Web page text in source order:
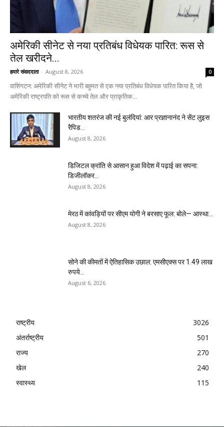
अमेरिकी सीनेट से नया प्रतिबंध विधेयक पारित: रूस से
तेल खरीदने...
हमारे संवाददाता - August 8, 2026 0
वाशिंगटन: अमेरिकी सीनेट ने भारी बहुमत से एक नया प्रतिबंध विधेयक पारित किया है, जो
अमेरिकी राष्ट्रपति को रूस से कच्चे तेल और प्राकृतिक...
भारतीय शतरंज की नई बुलंदियां: आर प्रज्ञानानंद ने सेंट लुइस
रैपिड...
August 8, 2026
डिजिटल क्रांति से आसान हुआ विदेश में पढ़ाई का सपना:
डिजीलॉकर...
August 8, 2026
मेरठ में कांवड़ियों पर सीएम योगी ने बरसाए फूल: बोले— आस्था...
August 8, 2026
सोने की कीमतों में ऐतिहासिक उछाल: एमसीएक्स पर 1.49 लाख
रुपये...
August 6, 2026
राष्ट्रीय
3026
अंतर्राष्ट्रीय
501
राज्य
270
खेल
240
स्वास्थ्य
115